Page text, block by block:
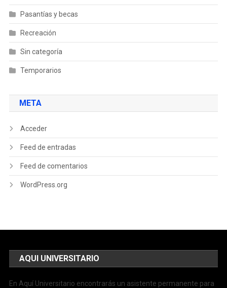
Pasantías y becas
Recreación
Sin categoría
Temporarios
META
Acceder
Feed de entradas
Feed de comentarios
WordPress.org
AQUI UNIVERSITARIO
En Aquí Universitario encontrarás un asistente permanente para